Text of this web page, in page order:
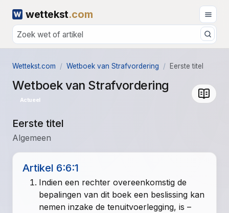
wettekst.com
Wettekst.com Wetboek van Strafvordering Eerste titel
Wetboek van Strafvordering
Actueel
Eerste titel
Algemeen
Artikel 6:6:1
Indien een rechter overeenkomstig de
bepalingen van dit boek een beslissing kan
nemen inzake de tenuitvoerlegging, is –